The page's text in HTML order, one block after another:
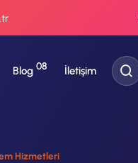
Blog 08 İletişim
Hizmetleri